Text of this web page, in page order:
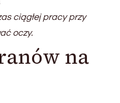
ciągłej pracy przy
oczy.
na